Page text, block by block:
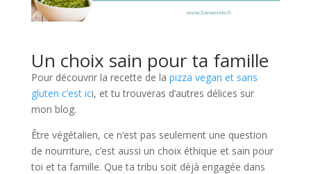
Un choix sain pour ta famille
Pour découvrir la recette de la pizza vegan et sans
gluten c’est ici, et tu trouveras d’autres délices sur
mon blog.
Être végétalien, ce n’est pas seulement une question
de nourriture, c’est aussi un choix éthique et sain pour
toi et ta famille. Que ta tribu soit déjà engagée dans